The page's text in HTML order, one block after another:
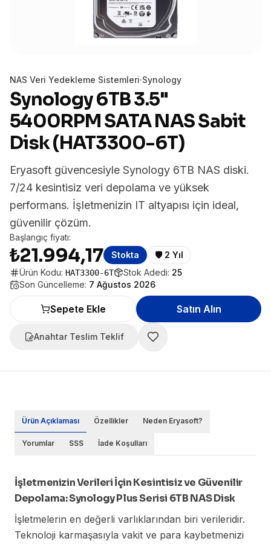
NAS Veri Yedekleme Sistemleri·Synology
Synology 6TB 3.5"
5400RPM SATA NAS Sabit
Disk (HAT3300-6T)
Eryasoft güvencesiyle Synology 6TB NAS diski.
7/24 kesintisiz veri depolama ve yüksek
performans. İşletmenizin IT altyapısı için ideal,
güvenilir çözüm.
Başlangıç fiyatı:
₺21.994,17 Stokta 🛡️ 2 Yıl
Ürün Kodu: HAT3300-6T Stok Adedi: 25
Son Güncelleme: 7 Ağustos 2026
Sepete Ekle Satın Alın
Anahtar Teslim Teklif
Ürün Açıklaması Özellikler Neden Eryasoft?
Yorumlar SSS İade Koşulları
İşletmenizin Verileri İçin Kesintisiz ve Güvenilir
Depolama: Synology Plus Serisi 6TB NAS Disk
İşletmelerin en değerli varlıklarından biri verileridir.
Teknoloji karmaşasıyla vakit ve para kaybetmenizi